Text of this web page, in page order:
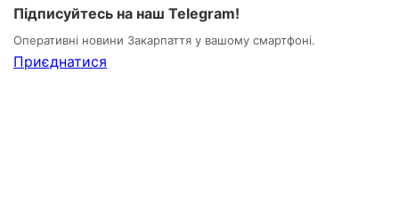
Підписуйтесь на наш Telegram!
Оперативні новини Закарпаття у вашому смартфоні.
Приєднатися